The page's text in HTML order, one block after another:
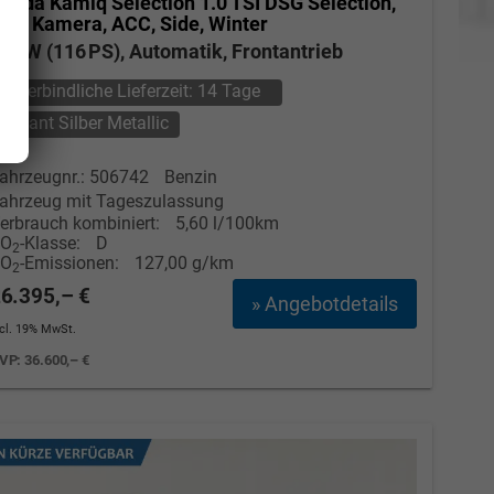
LED, Kamera, ACC, Side, Winter
85 kW (116 PS), Automatik, Frontantrieb
unverbindliche Lieferzeit: 14 Tage
Brillant Silber Metallic
506742
Benzin
mit Tageszulassung
kombiniert:
5,60 l/100km
2-Klasse:
D
2-Emissionen: 127,00 g/km
» Angebotdetails
€
19% MwSt.
36.600,– €
Elvedin Calakovic